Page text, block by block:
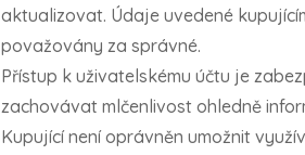
aktualizovat. Údaje uvedené
považovány za správné.
Přístup k uživatelskému účtu je
zachovávat mlčenlivost ohledně
Kupující není oprávněn umožnit